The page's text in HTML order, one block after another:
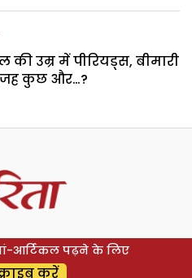
की उम्र में पीरियड्स, बीमारी
कुछ और…?
आर्टिकल पढ़ने के लिए
करें